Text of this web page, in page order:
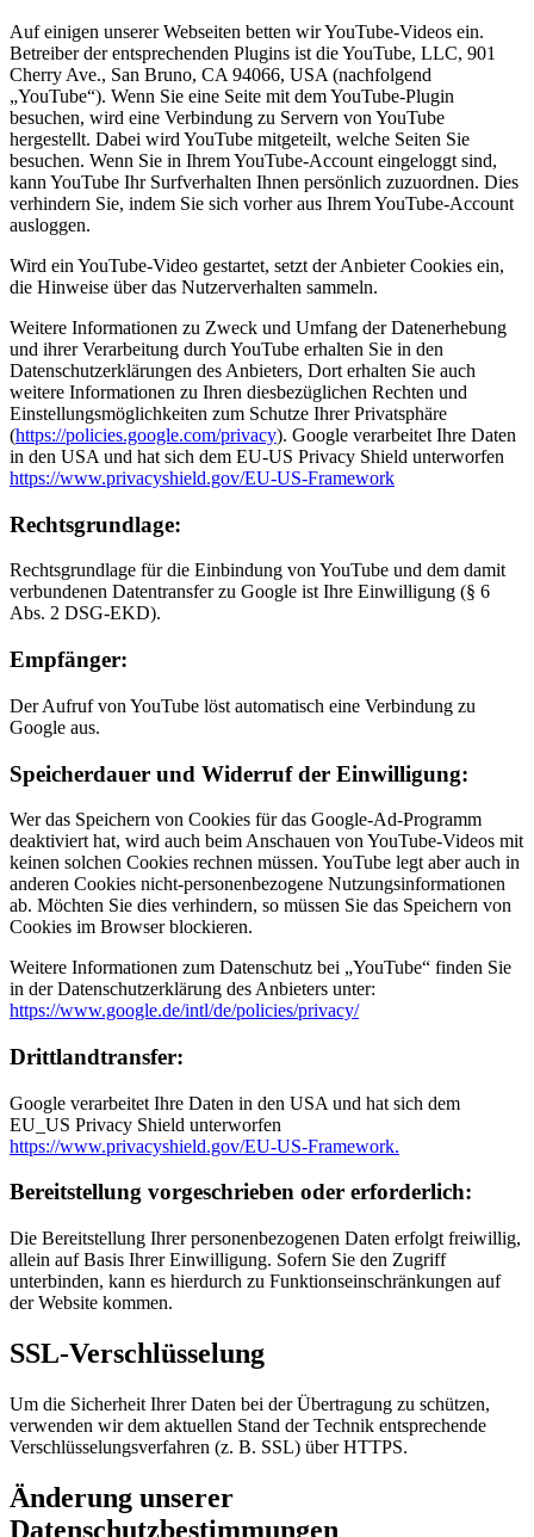
Auf einigen unserer Webseiten betten wir YouTube-Videos ein.
Betreiber der entsprechenden Plugins ist die YouTube, LLC, 901
Cherry Ave., San Bruno, CA 94066, USA (nachfolgend
„YouTube“). Wenn Sie eine Seite mit dem YouTube-Plugin
besuchen, wird eine Verbindung zu Servern von YouTube
hergestellt. Dabei wird YouTube mitgeteilt, welche Seiten Sie
besuchen. Wenn Sie in Ihrem YouTube-Account eingeloggt sind,
kann YouTube Ihr Surfverhalten Ihnen persönlich zuzuordnen. Dies
verhindern Sie, indem Sie sich vorher aus Ihrem YouTube-Account
ausloggen.
Wird ein YouTube-Video gestartet, setzt der Anbieter Cookies ein,
die Hinweise über das Nutzerverhalten sammeln.
Weitere Informationen zu Zweck und Umfang der Datenerhebung
und ihrer Verarbeitung durch YouTube erhalten Sie in den
Datenschutzerklärungen des Anbieters, Dort erhalten Sie auch
weitere Informationen zu Ihren diesbezüglichen Rechten und
Einstellungsmöglichkeiten zum Schutze Ihrer Privatsphäre
(https://policies.google.com/privacy). Google verarbeitet Ihre Daten
in den USA und hat sich dem EU-US Privacy Shield unterworfen
https://www.privacyshield.gov/EU-US-Framework
Rechtsgrundlage:
Rechtsgrundlage für die Einbindung von YouTube und dem damit
verbundenen Datentransfer zu Google ist Ihre Einwilligung (§ 6
Abs. 2 DSG-EKD).
Empfänger:
Der Aufruf von YouTube löst automatisch eine Verbindung zu
Google aus.
Speicherdauer und Widerruf der Einwilligung:
Wer das Speichern von Cookies für das Google-Ad-Programm
deaktiviert hat, wird auch beim Anschauen von YouTube-Videos mit
keinen solchen Cookies rechnen müssen. YouTube legt aber auch in
anderen Cookies nicht-personenbezogene Nutzungsinformationen
ab. Möchten Sie dies verhindern, so müssen Sie das Speichern von
Cookies im Browser blockieren.
Weitere Informationen zum Datenschutz bei „YouTube“ finden Sie
in der Datenschutzerklärung des Anbieters unter:
https://www.google.de/intl/de/policies/privacy/
Drittlandtransfer:
Google verarbeitet Ihre Daten in den USA und hat sich dem
EU_US Privacy Shield unterworfen
https://www.privacyshield.gov/EU-US-Framework.
Bereitstellung vorgeschrieben oder erforderlich:
Die Bereitstellung Ihrer personenbezogenen Daten erfolgt freiwillig,
allein auf Basis Ihrer Einwilligung. Sofern Sie den Zugriff
unterbinden, kann es hierdurch zu Funktionseinschränkungen auf
der Website kommen.
SSL-Verschlüsselung
Um die Sicherheit Ihrer Daten bei der Übertragung zu schützen,
verwenden wir dem aktuellen Stand der Technik entsprechende
Verschlüsselungsverfahren (z. B. SSL) über HTTPS.
Änderung unserer
Datenschutzbestimmungen